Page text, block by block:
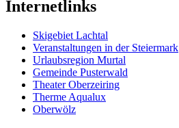
Internetlinks
Skigebiet Lachtal
Veranstaltungen in der Steiermark
Urlaubsregion Murtal
Gemeinde Pusterwald
Theater Oberzeiring
Therme Aqualux
Oberwölz